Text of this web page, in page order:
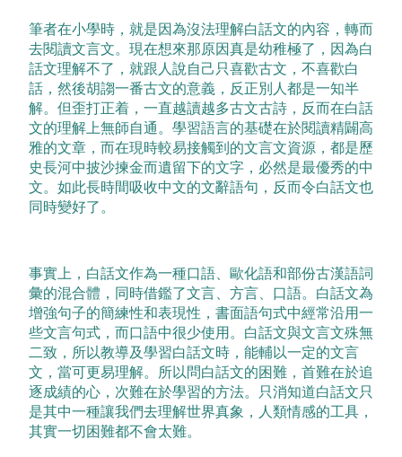
筆者在小學時，就是因為沒法理解白話文的內容，轉而
去閱讀文言文。現在想來那原因真是幼稚極了，因為白
話文理解不了，就跟人說自己只喜歡古文，不喜歡白
話，然後胡謅一番古文的意義，反正別人都是一知半
解。 但歪打正着，一直越讀越多古文古詩，反而在白話
文的理解上無師自通。 學習語言的基礎在於閱讀精闢高
雅的文章，而在現時較易接觸到的文言文資源，都是歷
史長河中披沙揀金而遺留下的文字，必然是最優秀的中
文。如此長時間吸收中文的文辭語句，反而令白話文也
同時變好了。
事實上，白話文作為一種口語、歐化語和部份古漢語詞
彙的混合體，同時借鑑了文言、方言、口語。白話文為
增強句子的簡練性和表現性，書面語句式中經常沿用一
些文言句式，而口語中很少使用。白話文與文言文殊無
二致，所以教導及學習白話文時，能輔以一定的文言
文，當可更易理解。 所以問白話文的困難，首難在於追
逐成績的心，次難在於學習的方法。只消知道白話文只
是其中一種讓我們去理解世界真象，人類情感的工具，
其實一切困難都不會太難。